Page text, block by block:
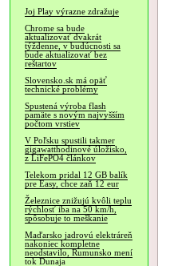
Joj Play výrazne zdražuje
Chrome sa bude
aktualizovať dvakrát
týždenne, v budúcnosti sa
bude aktualizovať bez
reštartov
Slovensko.sk má opäť
technické problémy
Spustená výroba flash
pamäte s novým najvyšším
počtom vrstiev
V Poľsku spustili takmer
gigawatthodinové úložisko,
z LiFePO4 článkov
Telekom pridal 12 GB balík
pre Easy, chce zaň 12 eur
Železnice znižujú kvôli teplu
rýchlosť iba na 50 km/h,
spôsobuje to meškanie
Maďarsko jadrovú elektráreň
nakoniec kompletne
neodstavilo, Rumunsko mení
tok Dunaja